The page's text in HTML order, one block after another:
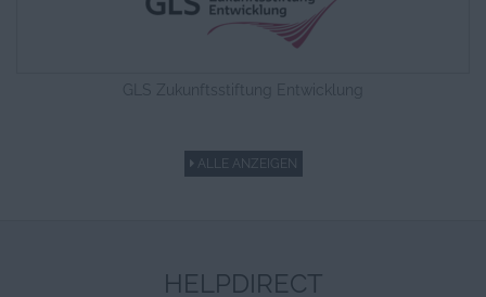
GLS Zukunftsstiftung Entwicklung
ALLE ANZEIGEN
HELPDIRECT